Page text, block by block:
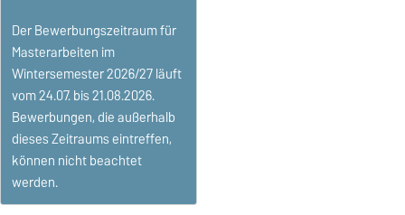
Der Bewerbungszeitraum für
Masterarbeiten im
Wintersemester 2026/27 läuft
vom 24.07. bis 21.08.2026.
Bewerbungen, die außerhalb
dieses Zeitraums eintreffen,
können nicht beachtet
werden.